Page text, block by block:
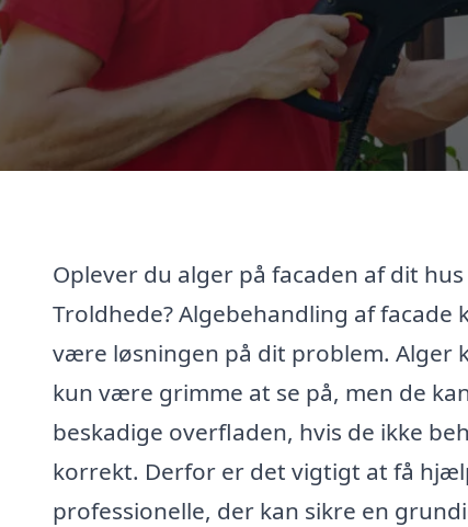
Oplever du alger på facaden af dit hus
Troldhede? Algebehandling af facade
være løsningen på dit problem. Alger
kun være grimme at se på, men de
beskadige overfladen, hvis de ikke
korrekt. Derfor er det vigtigt at få
professionelle, der kan sikre en